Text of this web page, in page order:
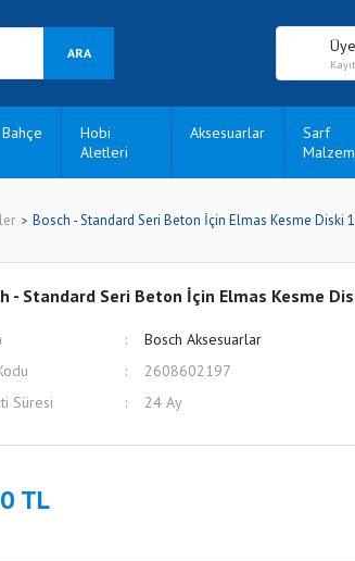
ARA
Bahçe
Hobi
Aletleri
Aksesuarlar
Sarf
Bosch - Standard Seri Beton İçin Elmas Kesme Diski
- Standard Seri Beton İçin Elmas Kesme
Bosch Aksesuarlar
2608602197
Süresi
24 Ay
TL